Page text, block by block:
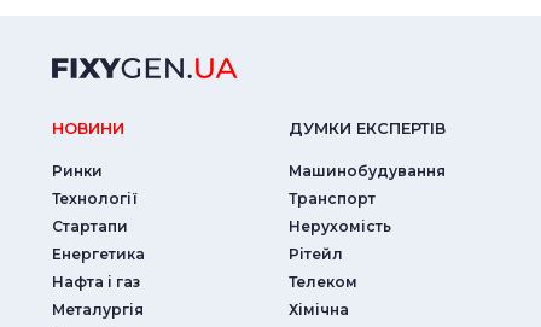
НОВИНИ
Ринки
Технології
Стартапи
Енергетика
Нафта і газ
Металургія
ДУМКИ ЕКСПЕРТIВ
Машинобудування
Транспорт
Нерухомість
Рітейл
Телеком
Хімічна